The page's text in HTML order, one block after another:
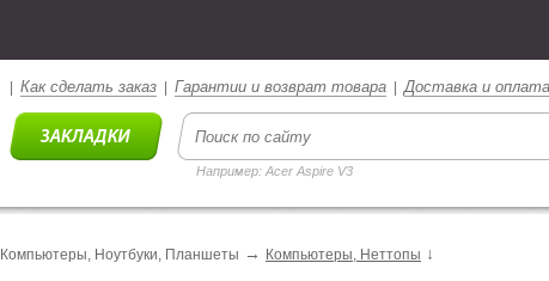
Как сделать заказ Гарантии и возврат товара |Доставка и оплата
Например: Acer Aspire V3
Компьютеры, Ноутбуки, Планшеты → Компьютеры, Неттопы ↓